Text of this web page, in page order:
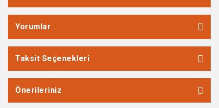
Yorumlar
Taksit Seçenekleri
Önerileriniz